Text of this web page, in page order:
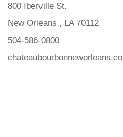
800 Iberville St.
New Orleans , LA 70112
504-586-0800